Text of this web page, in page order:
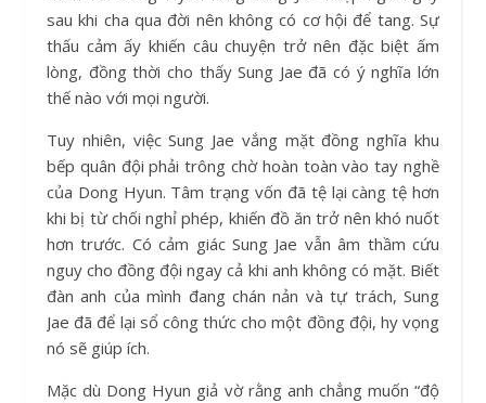
sau khi cha qua đời nên không có cơ hội để tang. Sự
thấu cảm ấy khiến câu chuyện trở nên đặc biệt ấm
lòng, đồng thời cho thấy Sung Jae đã có ý nghĩa lớn
thế nào với mọi người.
Tuy nhiên, việc Sung Jae vắng mặt đồng nghĩa khu
bếp quân đội phải trông chờ hoàn toàn vào tay nghề
của Dong Hyun. Tâm trạng vốn đã tệ lại càng tệ hơn
khi bị từ chối nghỉ phép, khiến đồ ăn trở nên khó nuốt
hơn trước. Có cảm giác Sung Jae vẫn âm thầm cứu
nguy cho đồng đội ngay cả khi anh không có mặt. Biết
đàn anh của mình đang chán nản và tự trách, Sung
Jae đã để lại sổ công thức cho một đồng đội, hy vọng
nó sẽ giúp ích.
Mặc dù Dong Hyun giả vờ rằng anh chẳng muốn “độ